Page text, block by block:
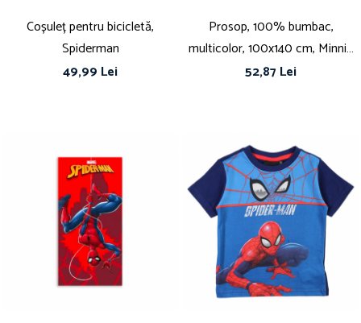
Coșuleț pentru bicicletă,
Spiderman
49,99 Lei
Prosop, 100% bumbac,
multicolor, 100x140 cm, Minnie
Mouse
52,87 Lei